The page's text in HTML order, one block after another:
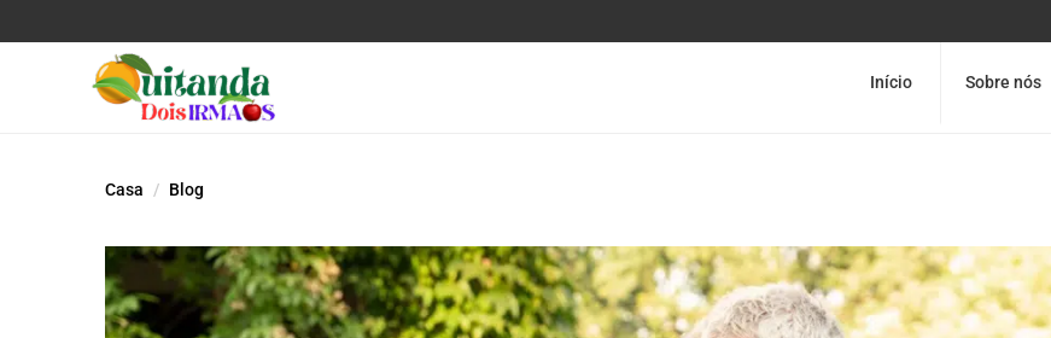
Início Sobre nós
Casa Blog